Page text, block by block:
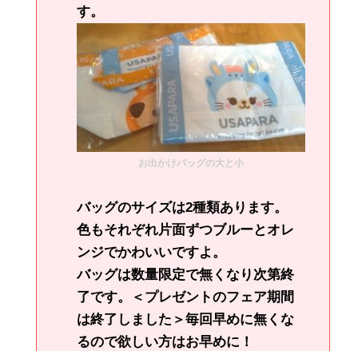
す。
お出かけバッグの大と小
バッグのサイズは2種類あります。
色もそれぞれ片面ずつブルーとオレ
ンジでかわいいですよ。
バッグは数量限定で無くなり次第終
了です。＜プレゼントのフェア期間
は終了しました＞毎回早めに無くな
るので欲しい方はお早めに！